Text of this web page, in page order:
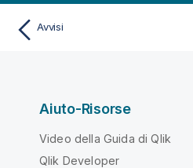
Avvisi
Aiuto-Risorse
Video della Guida di Qlik
Qlik Developer